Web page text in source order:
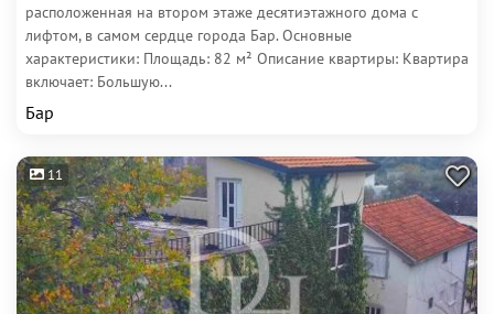
расположенная на втором этаже десятиэтажного дома с
лифтом, в самом сердце города Бар. Основные
характеристики: Площадь: 82 м² Описание квартиры: Квартира
включает: Большую...
Бар
11